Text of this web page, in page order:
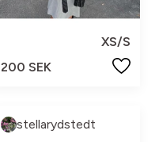
XS/S
200 SEK
stellarydstedt